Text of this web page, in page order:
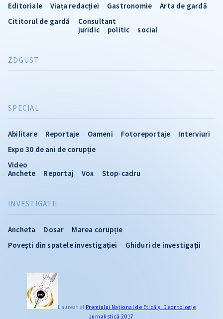
INVESTIGATII
Ancheta Dosar
Marea corupție
Povești din spatele investigației
Ghiduri de investigații
SPECIAL
Abilitare Reportaje Oameni Fotoreportaje
Interviuri
Expo 30 de ani de corupție
Video
Anchete
Reportaj Vox Stop-cadru
Editoriale
Viața redacției Gastronomie
Arta de gardă
Cititorul de gardă
Consultant
juridic
politic social
ZDGUST
Laureat al Premiului Naţional de Etică și Deontologie
Jurnalistică 2017